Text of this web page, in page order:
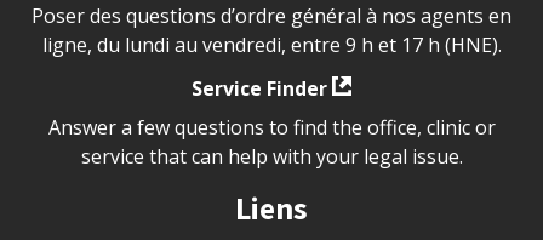
Poser des questions d’ordre général à nos agents en
ligne, du lundi au vendredi, entre 9 h et 17 h (HNE).
Service Finder
Answer a few questions to find the office, clinic or
service that can help with your legal issue.
Liens